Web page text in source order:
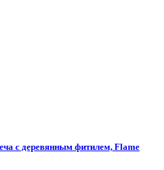
с деревянным фитилем, Flame